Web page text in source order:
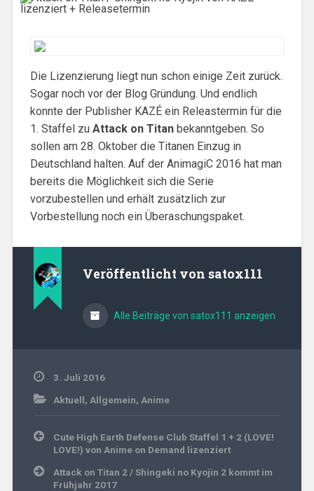
Die Lizenzierung liegt nun schon einige Zeit zurück.
Sogar noch vor der Blog Gründung. Und endlich
konnte der Publisher KAZÉ ein Releastermin für die
1. Staffel zuAttack on Titanbekanntgeben. So
sollen am 28. Oktober die Titanen Einzug in
Deutschland halten. Auf der AnimagiC 2016 hat man
bereits die Möglichkeit sich die Serie
vorzubestellen und erhält zusätzlich zur
Vorbestellung noch ein Überaschungspaket.
Veröffentlicht von satox111
Alle Beiträge von satox111 anzeigen
3. Juli 2016
Aktuell, Allgemein, Anime
Beitragsnavigation
Cute High Earth Defense Club Staffel 1 + 2 (LOVE!
LOVE!) von Anime on Demand lizenziert
Attack on Titan 2 / Shingeki no Kyojin 2 kommt im
Frühjahr 2017